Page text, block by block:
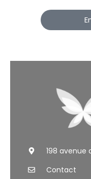
198 avenue
Contact